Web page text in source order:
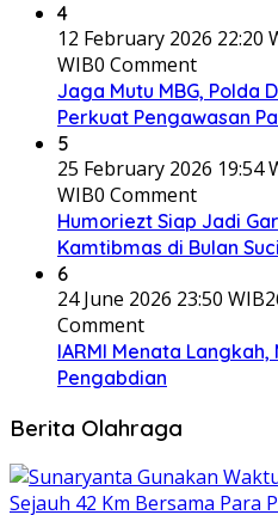
4
12 February 2026 22:20
WIB0 Comment
Jaga Mutu MBG, Polda
Perkuat Pengawasan
5
25 February 2026 19:54
WIB0 Comment
Humoriezt Siap Jadi
Kamtibmas di Bulan Suci
6
24 June 2026 23:50 WIB
Comment
IARMI Menata
Pengabdian
Berita Olahraga